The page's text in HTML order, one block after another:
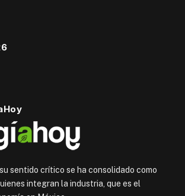
sentido crítico se ha consolidado como
integran la industria, que es el